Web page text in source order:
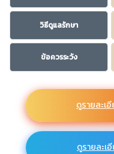
วิธีดูแลรักษา
ข้อควรระวัง
ดูรายละเ
ดูรายละเ